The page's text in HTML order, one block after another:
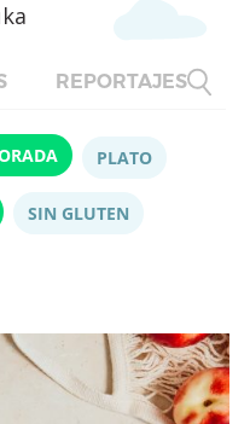
REPORTAJES
PLATO
SIN GLUTEN